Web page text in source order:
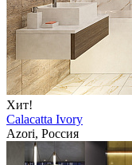
Хит!
Calacatta Ivory
Azori, Россия